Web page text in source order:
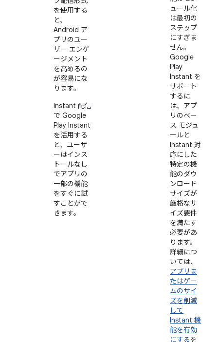
を使用する
と、
Android ア
プリのユー
ザー エンゲ
ージメント
を高めるの
が容易にな
ります。
Instant 配信
で Google
Play Instant
を活用する
と、ユーザ
ーはインス
トールなし
でアプリの
一部の機能
をすぐに試
すことがで
きます。
ュール化
は最初の
ステップ
にすぎま
せん。
Google
Play
Instant を
サポート
するに
は、アプ
リのベー
ス モジュ
ールと
Instant 対
応にした
特定の機
能のダウ
ンロード
サイズが
厳格なサ
イズ要件
を満たす
必要があ
ります。
詳細につ
いては、
アプリま
たはゲー
ムのサイ
ズを削減
して
Instant 機
能を有効
にするを